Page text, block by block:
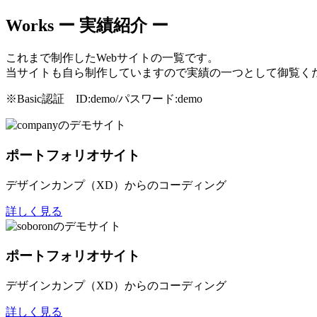
Works ー 実績紹介 ー
これまで制作したWebサイトの一覧です。
当サイトも自ら制作していますので実績の一つとして御覧く
※Basic認証 ID:demo/パスワード:demo
ポートフォリオサイト
デザインカンプ（XD）からのコーディング
詳しく見る
ポートフォリオサイト
デザインカンプ（XD）からのコーディング
詳しく見る